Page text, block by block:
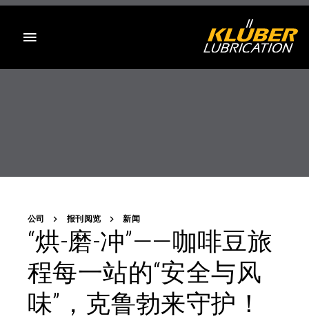
公司 报刊阅览 新闻
“烘-磨-冲”——咖啡豆旅
程每一站的“安全与风
味”，克鲁勃来守护！